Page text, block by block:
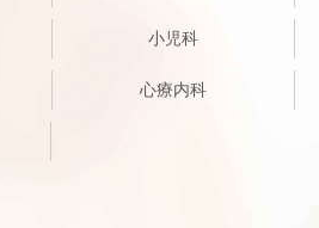
小児科
心療内科